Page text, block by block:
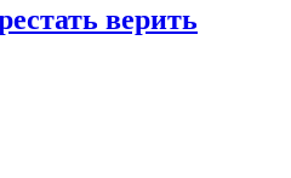
верить